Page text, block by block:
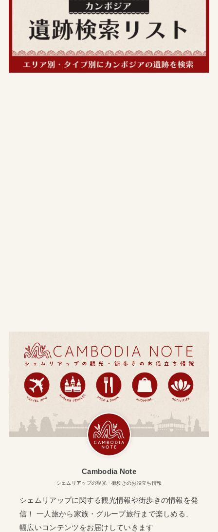
Cambodia Note
シェムリアップの観光・街歩きのお役立ち情報
シェムリアップに関する観光情報や街歩きの情報を発
信！ 一人旅から家族・グループ旅行まで楽しめる、
幅広いコンテンツをお届けしていきます